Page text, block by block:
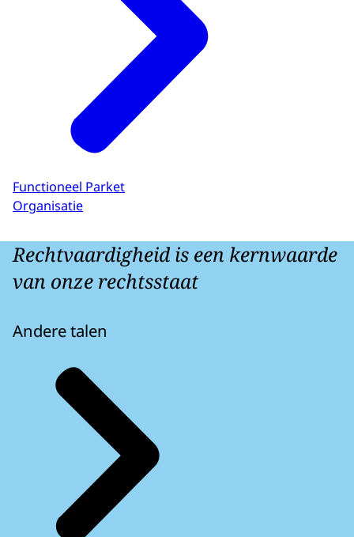
Functioneel Parket
Organisatie
Rechtvaardigheid is een kernwaarde
van onze rechtsstaat
Andere talen